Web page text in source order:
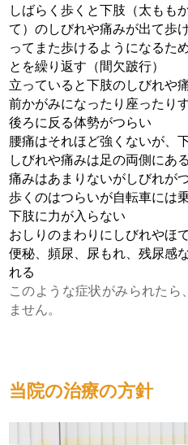
しばらく歩くと下肢（太もも
て）のしびれや痛みが出て歩
ってまた歩けるようになるた
とを繰り返す（間欠跛行）
立っていると下肢のしびれや
前かがみになったり座ったり
後ろに反る体勢がつらい
腰痛はそれほど強くないが、
しびれや痛みは足の両側にある
痛みはあまりないがしびれが
歩くのはつらいが自転車には
下肢に力が入らない
おしりのまわりにしびれやほ
便秘、頻尿、尿もれ、残尿感
れる
このような症状がみられた
ません。
当院の治療の方針